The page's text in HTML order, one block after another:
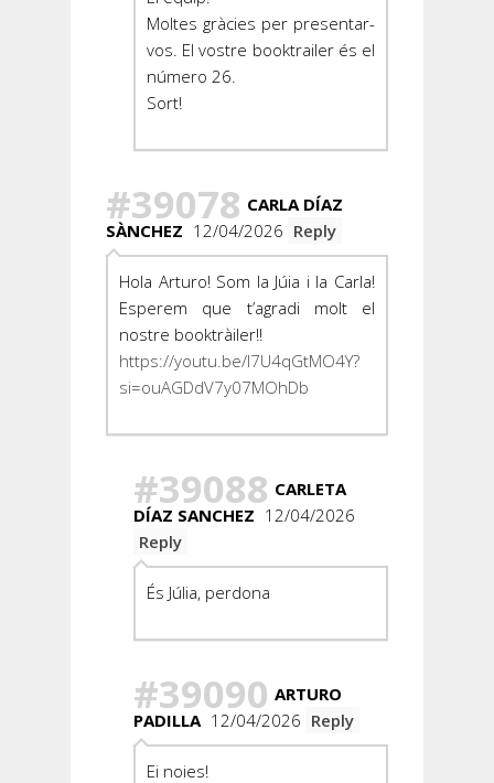
Moltes gràcies per presentar-
vos. El vostre booktrailer és el
número 26.
Sort!
#39078 CARLA DÍAZ
SÀNCHEZ 12/04/2026 Reply
Hola Arturo! Som la Júia i la Carla!
Esperem que t’agradi molt el
nostre booktràiler!!
https://youtu.be/I7U4qGtMO4Y?
si=ouAGDdV7y07MOhDb
#39088 CARLETA
DÍAZ SANCHEZ 12/04/2026
Reply
És Júlia, perdona
#39090 ARTURO
PADILLA 12/04/2026 Reply
Ei noies!